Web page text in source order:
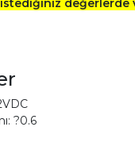
istediğiniz
?0.6